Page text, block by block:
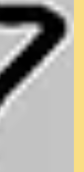
und Freunde des
laden wir Sie zu
ein. Freuen Sie
und traditionellen
Künstlerinnen dieses
ihrer Europa-Tournee
wir Ihnen eine
– Honky Tonk
kommt die